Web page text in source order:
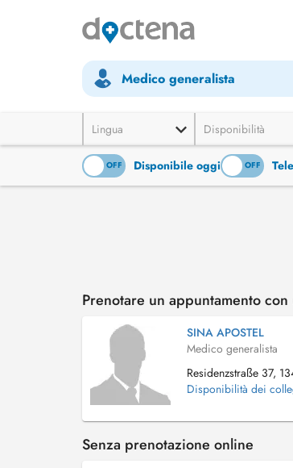
Medico generalista
Lingua Disponibilità
OFF Disponibile oggi
ON OFF
Prenotare un appuntamento
SINA APOSTEL
Medico generalista
Residenzstraße 37,
Disponibilità dei
Senza prenotazione online